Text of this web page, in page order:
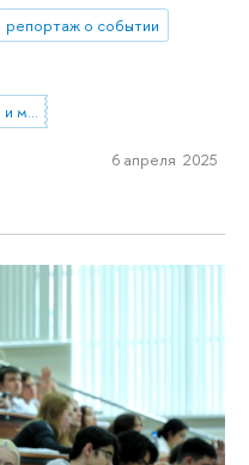
репортаж о событии
Московский институт электроники и математики им. А.Н. Тихонова
6 апреля 2025